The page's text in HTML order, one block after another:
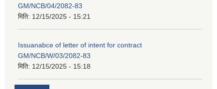
GM/NCB/04/2082-83
मिति: 12/15/2025 - 15:21
Issuanabce of letter of intent for contract
GM/NCB/W/03/2082-83
मिति: 12/15/2025 - 15:18